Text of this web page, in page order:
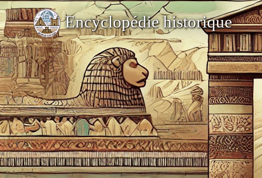
Encyclopédie historique